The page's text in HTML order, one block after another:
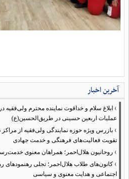
آخرین اخبار
› ابلاغ سلام و خداقوت نماینده محترم ولی‌فقیه
عملیات اربعین حسینی در طریق‌الحسین(ع)
› بازرس ویژه حوزه نمایندگی ولی‌فقیه از مراکز
تقویت فعالیت‌های فرهنگی و خدمت جهادی
› روحانیون هلال‌احمر؛ همراهان معنوی
› کانون‌های طلاب هلال‌احمر؛ تجلی رهنمودهای
اجتماعی و هدایت معنوی و سیاسی